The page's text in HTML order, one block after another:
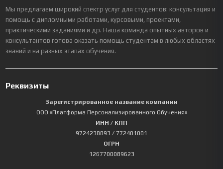
Мы предлагаем широкий спектр услуг для студентов: консультация и
помощь с дипломными работами, курсовыми, проектами,
практическими заданиями и др. Наша команда опытных авторов и
консультантов готова оказать помощь студентам в любых областях
знаний и на разных этапах обучения.
Реквизиты
Зарегистрированное название компании
ООО «Платформа Персонализированного Обучения»
ИНН / КПП
9724238893 / 772401001
ОГРН
1267700089623